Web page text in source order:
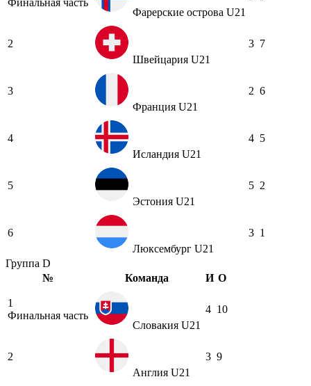
Фарерские острова U21
2
Швейцария U21
3 7
3
Франция U21
2 6
4
Исландия U21
4 5
5
Эстония U21
5 2
6
Люксембург U21
3 1
Группа D
№
Команда И О
1
Финальная часть
Словакия U21
4 10
2
Англия U21
3 9